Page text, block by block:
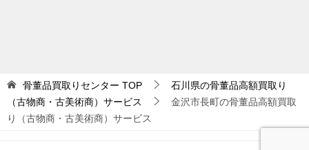
骨董品買取りセンター TOP
石川県の骨董品高額買取り
（古物商・古美術商）サービス
金沢市長町の骨董品高額買取
り（古物商・古美術商）サービス